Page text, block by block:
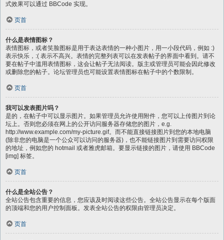
式效果可以通过 BBCode 实现。
页首
什么是表情图标？
表情图标，或者笑脸图标是用于表达表情的一种小图片，用一小段代码，例如 :)
表示快乐，:( 表示不高兴。表情的完整列表可以在发表帖子的界面中看到。请不
要在帖子中滥用表情图标，这会让帖子无法阅读。版主或管理员可能会因此修改
或删除您的帖子。论坛管理员也可能设置表情图标在帖子中的个数限制。
页首
我可以发表图片吗？
是的，在帖子中可以显示图片。如果管理员允许使用附件，您可以上传图片到论
坛上。否则您必须在网上的公开访问服务器存储您的图片，e.g.
http://www.example.com/my-picture.gif。而不能直接链接图片到您的本地电脑
(除非您的电脑是一个公众可以访问的服务器)，也不能链接图片到需要访问权限
的地址，例如您的 hotmail 或者雅虎邮箱。要显示链接的图片，请使用 BBCode
[img] 标签。
页首
什么是全站公告？
全站公告包含重要的信息，您应该及时阅读这些公告。全站公告显示在每个版面
的顶端和您的用户控制面板。发表全站公告的权限由管理员决定。
页首